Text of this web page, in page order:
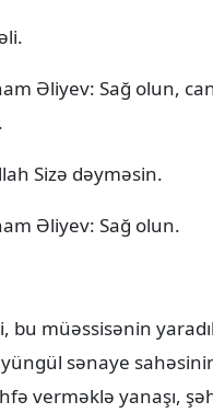
Əliyev: Sağ olun,
Sizə dəyməsin.
Əliyev: Sağ olun.
bu müəssisənin
sənaye
verməklə yanaşı,